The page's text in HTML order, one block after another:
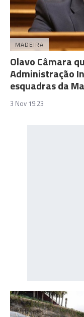
MADEIRA
Olavo Câmara
Administração
esquadras da
3 Nov 19:23